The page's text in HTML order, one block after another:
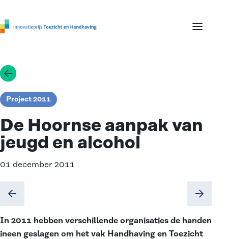
Ga naar de inhoud
Menu
Ga terug
Project 2011
De Hoornse aanpak van
jeugd en alcohol
01 december 2011
In 2011 hebben verschillende organisaties de handen
ineen geslagen om het vak Handhaving en Toezicht